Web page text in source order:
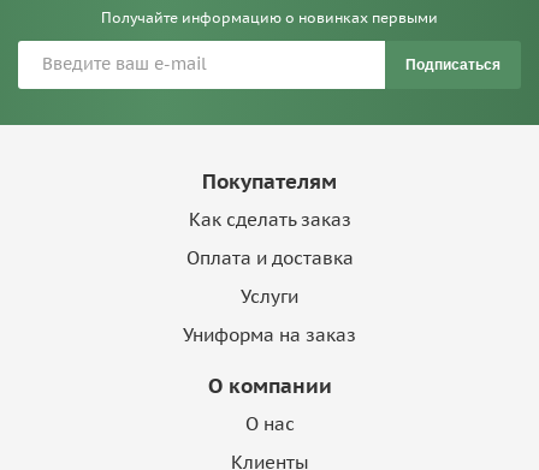
Получайте информацию о новинках первыми
Подписаться
Покупателям
Как сделать заказ
Оплата и доставка
Услуги
Униформа на заказ
О компании
О нас
Клиенты